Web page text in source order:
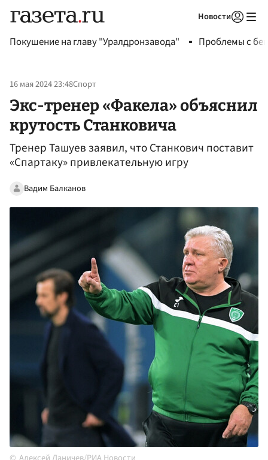
Новости
Покушение на главу "Уралдронзавода" Проблемы с
16 мая 2024 23:48Спорт
Экс-тренер «Факела» объяснил
крутость Станковича
Тренер Ташуев заявил, что Станкович поставит
«Спартаку» привлекательную игру
Вадим Балканов